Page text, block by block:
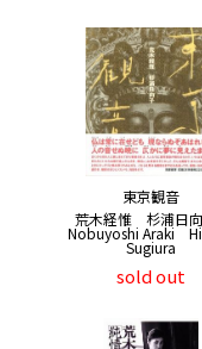
東京観音
荒木経惟 杉浦日
Nobuyoshi Araki
Sugiura
sold out